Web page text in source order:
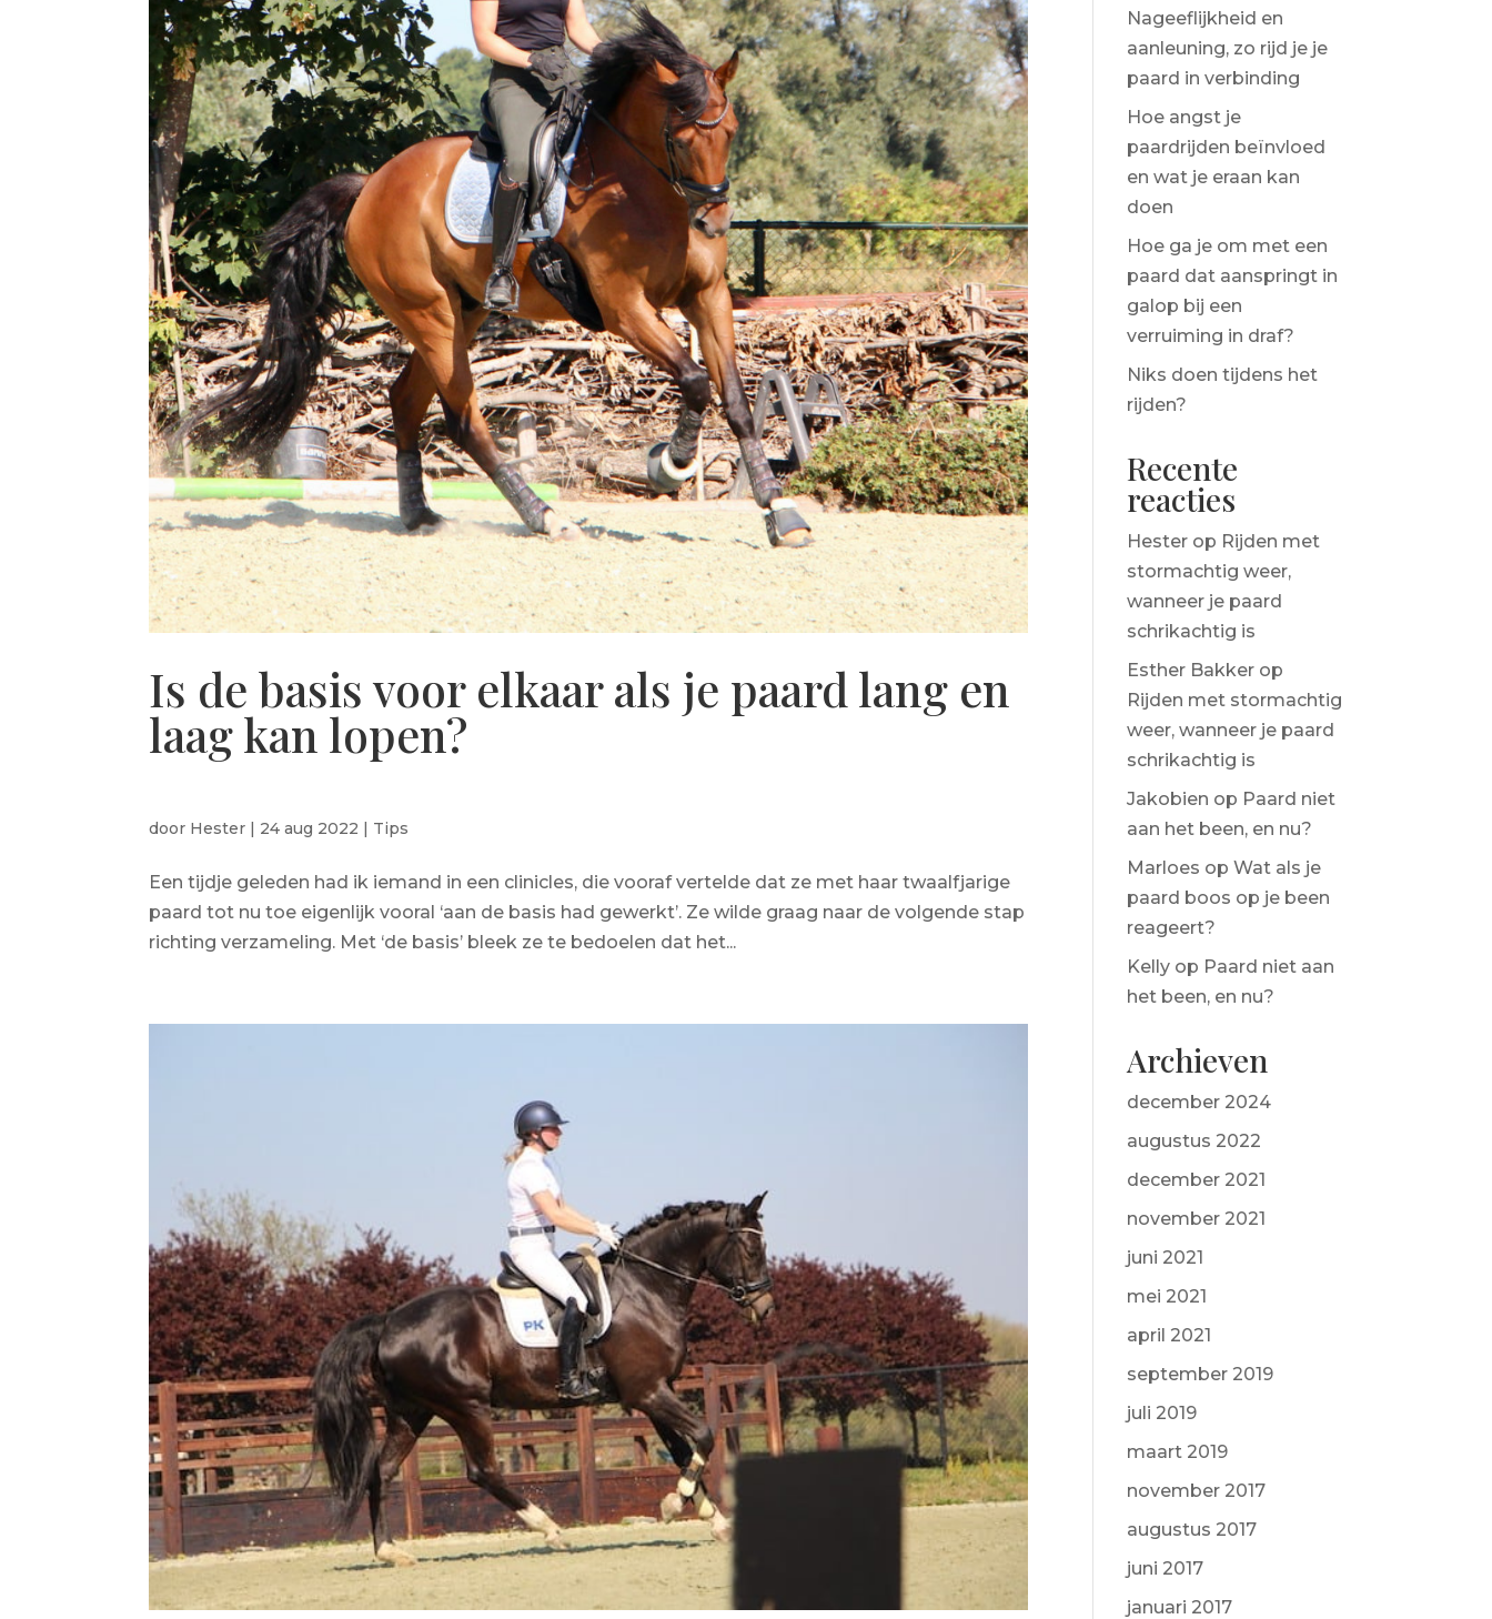
Is de basis voor elkaar als je paard lang en
laag kan lopen?
door Hester | 24 aug 2022 | Tips
Een tijdje geleden had ik iemand in een clinicles, die vooraf vertelde dat ze met haar twaalfjarige
paard tot nu toe eigenlijk vooral ‘aan de basis had gewerkt’. Ze wilde graag naar de volgende stap
richting verzameling. Met ‘de basis’ bleek ze te bedoelen dat het...
Nageeflijkheid en
aanleuning, zo rijd je je
paard in verbinding
Hoe angst je
paardrijden beïnvloed
en wat je eraan kan
doen
Hoe ga je om met een
paard dat aanspringt in
galop bij een
verruiming in draf?
Niks doen tijdens het
rijden?
Recente
reacties
Hester op Rijden met
stormachtig weer,
wanneer je paard
schrikachtig is
Esther Bakker op
Rijden met stormachtig
weer, wanneer je paard
schrikachtig is
Jakobien op Paard niet
aan het been, en nu?
Marloes opWat als je
paard boos op je been
reageert?
Kelly op Paard niet aan
het been, en nu?
Archieven
december 2024
augustus 2022
december 2021
november 2021
juni 2021
mei 2021
april 2021
september 2019
juli 2019
maart 2019
november 2017
augustus 2017
juni 2017
januari 2017